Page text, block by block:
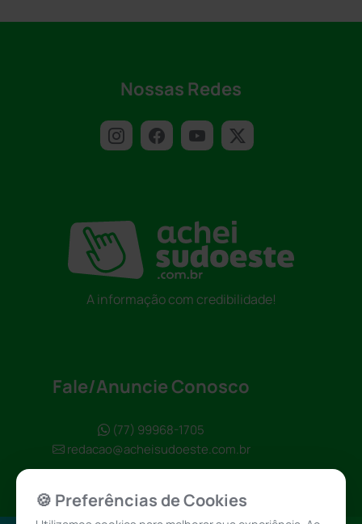
Nossas Redes
A informação com credibilidade!
Fale/Anuncie Conosco
(77) 99968-1705
redacao@acheisudoeste.com.br
🍪 Preferências de Cookies